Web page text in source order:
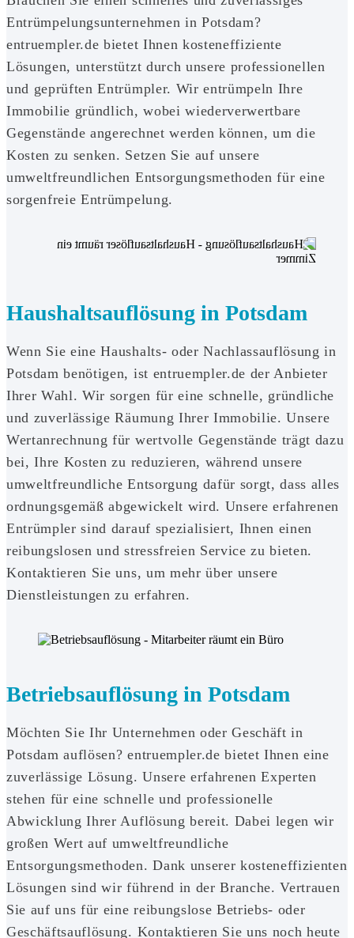
Entrümpelungsunternehmen in Potsdam?
entruempler.de bietet Ihnen kosteneffiziente
Lösungen, unterstützt durch unsere professionellen
und geprüften Entrümpler. Wir entrümpeln Ihre
Immobilie gründlich, wobei wiederverwertbare
Gegenstände angerechnet werden können, um die
Kosten zu senken. Setzen Sie auf unsere
umweltfreundlichen Entsorgungsmethoden für eine
sorgenfreie Entrümpelung.
Haushaltsauflösung in Potsdam
Wenn Sie eine Haushalts- oder Nachlassauflösung in
Potsdam benötigen, ist entruempler.de der Anbieter
Ihrer Wahl. Wir sorgen für eine schnelle, gründliche
und zuverlässige Räumung Ihrer Immobilie. Unsere
Wertanrechnung für wertvolle Gegenstände trägt dazu
bei, Ihre Kosten zu reduzieren, während unsere
umweltfreundliche Entsorgung dafür sorgt, dass alles
ordnungsgemäß abgewickelt wird. Unsere erfahrenen
Entrümpler sind darauf spezialisiert, Ihnen einen
reibungslosen und stressfreien Service zu bieten.
Kontaktieren Sie uns, um mehr über unsere
Dienstleistungen zu erfahren.
Betriebsauflösung in Potsdam
Möchten Sie Ihr Unternehmen oder Geschäft in
Potsdam auflösen? entruempler.de bietet Ihnen eine
zuverlässige Lösung. Unsere erfahrenen Experten
stehen für eine schnelle und professionelle
Abwicklung Ihrer Auflösung bereit. Dabei legen wir
großen Wert auf umweltfreundliche
Entsorgungsmethoden. Dank unserer kosteneffizienten
Lösungen sind wir führend in der Branche. Vertrauen
Sie auf uns für eine reibungslose Betriebs- oder
Geschäftsauflösung. Kontaktieren Sie uns noch heute